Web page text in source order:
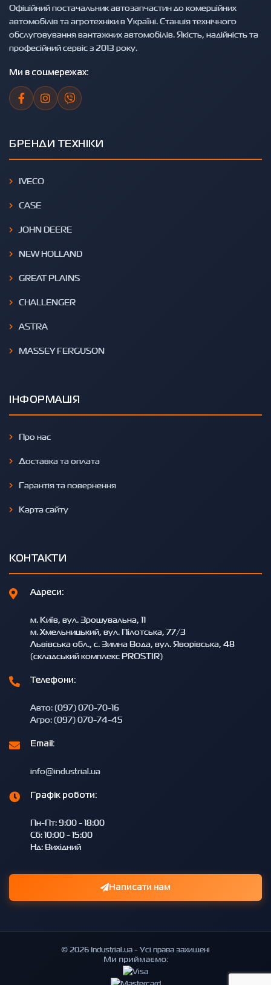
Офіційний постачальник автозапчастин до комерційних
автомобілів та агротехніки в Україні. Станція технічного
обслуговування вантажних автомобілів. Якість, надійність та
професійний сервіс з 2013 року.
Ми в соцмережах:
БРЕНДИ ТЕХНІКИ
IVECO
CASE
JOHN DEERE
NEW HOLLAND
GREAT PLAINS
CHALLENGER
ASTRA
MASSEY FERGUSON
ІНФОРМАЦІЯ
Про нас
Доставка та оплата
Гарантія та повернення
Карта сайту
КОНТАКТИ
Адреси:
м. Київ, вул. Зрошувальна, 11
м. Хмельницький, вул. Пілотська, 77/3
Львівська обл., с. Зимна Вода, вул. Яворівська, 48
(складський комплекс PROSTIR)
Телефони:
Авто: (097) 070-70-16
Агро: (097) 070-74-45
Email:
info@industrial.ua
Графік роботи:
Пн-Пт: 9:00 - 18:00
Сб: 10:00 - 15:00
Нд: Вихідний
Написати нам
© 2026 Industrial.ua - Усі права захищені
Ми приймаємо: